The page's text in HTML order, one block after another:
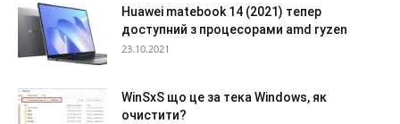
Huawei matebook 14 (2021) тепер
доступний з процесорами amd ryzen
23.10.2021
WinSxS що це за тека Windows, як
очистити?